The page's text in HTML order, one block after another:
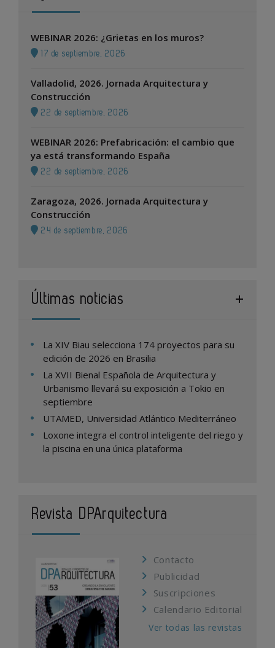
WEBINAR 2026: ¿Grietas en los muros?
17 de septiembre, 2026
Valladolid, 2026. Jornada Arquitectura y
Construcción
22 de septiembre, 2026
WEBINAR 2026: Prefabricación: el cambio que
ya está transformando España
22 de septiembre, 2026
Zaragoza, 2026. Jornada Arquitectura y
Construcción
24 de septiembre, 2026
Últimas noticias
La XIV Biau selecciona 174 proyectos para su
edición de 2026 en Brasilia
La XVII Bienal Española de Arquitectura y
Urbanismo llevará su exposición a Tokio en
septiembre
UTAMED, Universidad Atlántico Mediterráneo
Loxone integra el control inteligente del riego y
la piscina en una única plataforma
Revista DPArquitectura
Contacto
Publicidad
Suscripciones
Calendario Editorial
Ver todas las revistas